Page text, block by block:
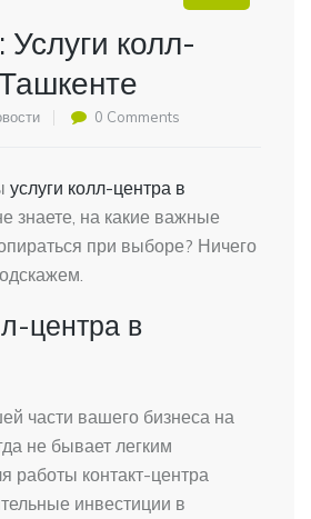
колл-
0 Comments
услуги колл-центра в
знаете, на какие важные
при выборе? Ничего
центра в
части вашего бизнеса на
не бывает легким
работы контакт-центра
инвестиции в